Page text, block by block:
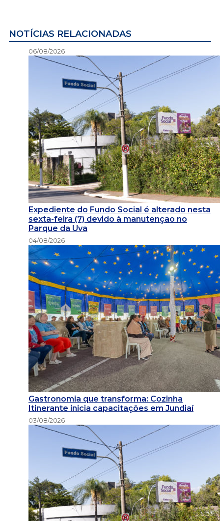
NOTÍCIAS RELACIONADAS
06/08/2026
Expediente do Fundo Social é alterado nesta
sexta-feira (7) devido à manutenção no
Parque da Uva
04/08/2026
Gastronomia que transforma: Cozinha
Itinerante inicia capacitações em Jundiaí
03/08/2026